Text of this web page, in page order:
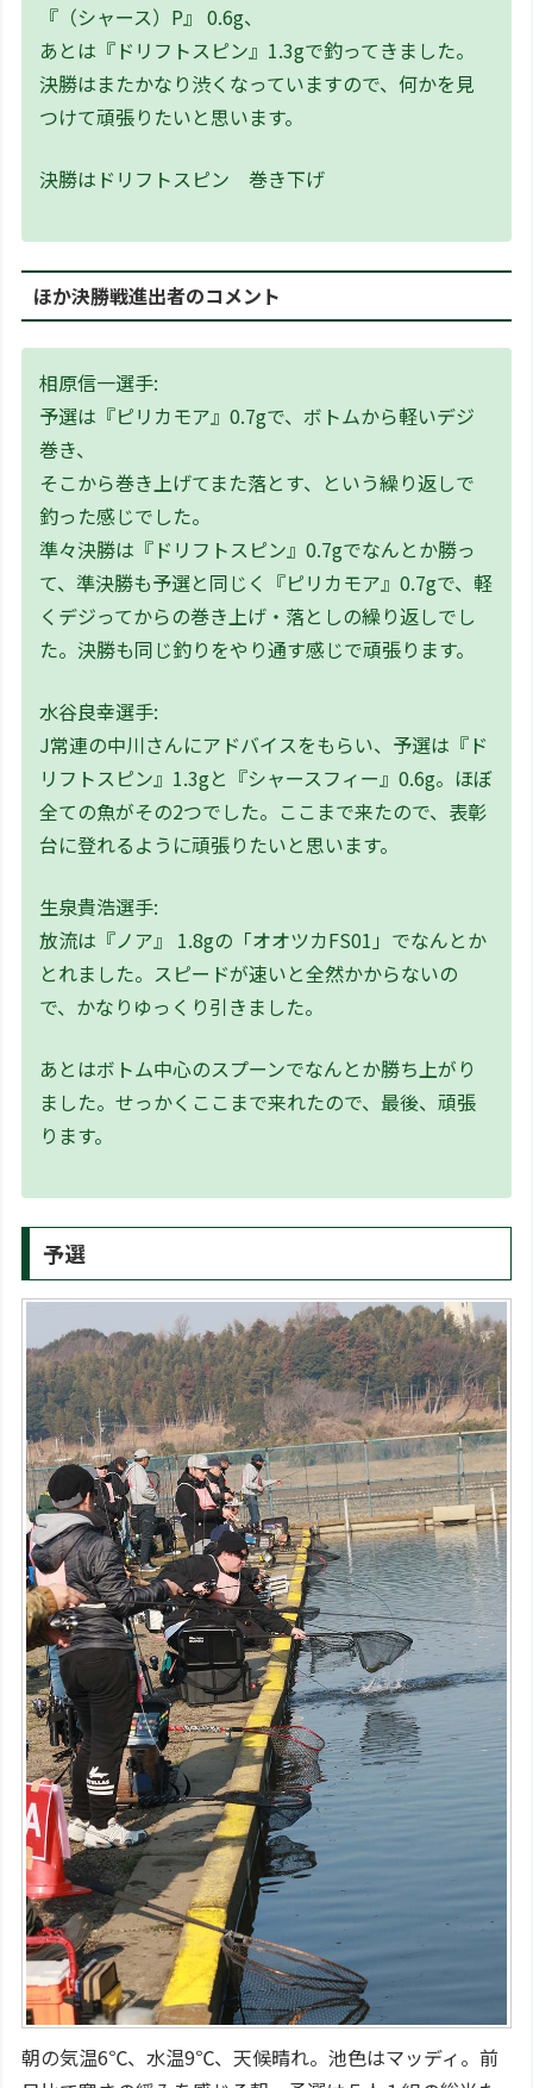
『（シャース）P』 0.6g、
あとは『ドリフトスピン』1.3gで釣ってきました。
決勝はまたかなり渋くなっていますので、何かを見
つけて頑張りたいと思います。
決勝はドリフトスピン 巻き下げ
ほか決勝戦進出者のコメント
相原信一選手:
予選は『ピリカモア』0.7gで、ボトムから軽いデジ
巻き、
そこから巻き上げてまた落とす、という繰り返しで
釣った感じでした。
準々決勝は『ドリフトスピン』0.7gでなんとか勝っ
て、準決勝も予選と同じく『ピリカモア』0.7gで、軽
くデジってからの巻き上げ・落としの繰り返しでし
た。決勝も同じ釣りをやり通す感じで頑張ります。
水谷良幸選手:
J常連の中川さんにアドバイスをもらい、予選は『ド
リフトスピン』1.3gと『シャースフィー』0.6g。ほぼ
全ての魚がその2つでした。ここまで来たので、表彰
台に登れるように頑張りたいと思います。
生泉貴浩選手:
放流は『ノア』 1.8gの「オオツカFS01」でなんとか
とれました。スピードが速いと全然かからないの
で、かなりゆっくり引きました。
あとはボトム中心のスプーンでなんとか勝ち上がり
ました。せっかくここまで来れたので、最後、頑張
ります。
予選
朝の気温6℃、水温9℃、天候晴れ。池色はマッディ。前